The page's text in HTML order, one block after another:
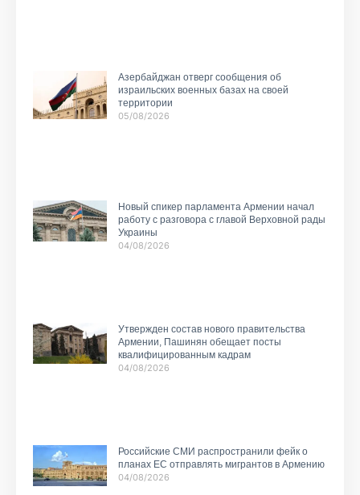
Азербайджан отверг сообщения об
израильских военных базах на своей
территории
05/08/2026
Новый спикер парламента Армении начал
работу с разговора с главой Верховной рады
Украины
04/08/2026
Утвержден состав нового правительства
Армении, Пашинян обещает посты
квалифицированным кадрам
04/08/2026
Российские СМИ распространили фейк о
планах ЕС отправлять мигрантов в Армению
04/08/2026